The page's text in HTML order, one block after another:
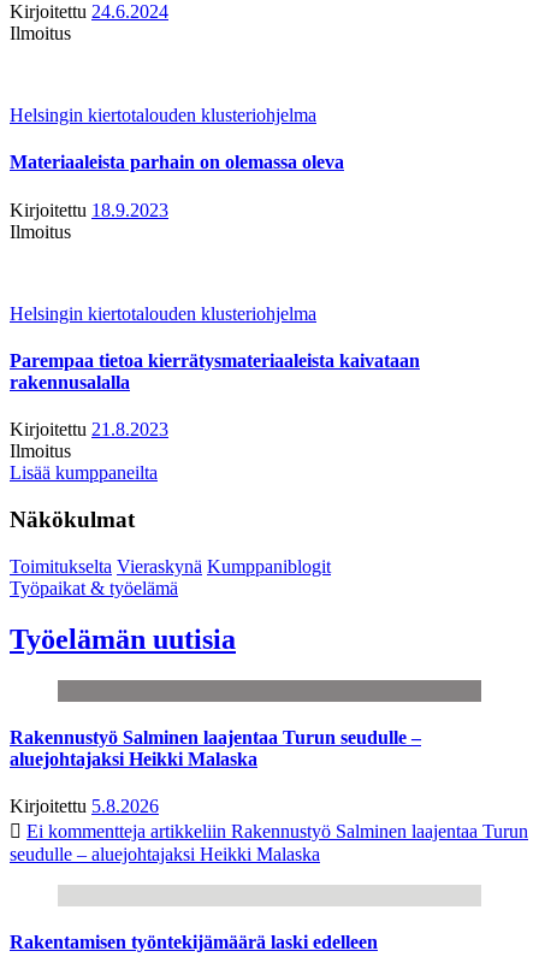
Kirjoitettu 24.6.2024
Ilmoitus
Helsingin kiertotalouden klusteriohjelma
Materiaaleista parhain on olemassa oleva
Kirjoitettu 18.9.2023
Ilmoitus
Helsingin kiertotalouden klusteriohjelma
Parempaa tietoa kierrätysmateriaaleista kaivataan
rakennusalalla
Kirjoitettu 21.8.2023
Ilmoitus
Lisää kumppaneilta
Näkökulmat
Toimitukselta Vieraskynä Kumppaniblogit
Työpaikat & työelämä
Työelämän uutisia
Rakennustyö Salminen laajentaa Turun seudulle –
aluejohtajaksi Heikki Malaska
Kirjoitettu 5.8.2026
Ei kommentteja artikkeliin Rakennustyö Salminen laajentaa Turun
seudulle – aluejohtajaksi Heikki Malaska
Rakentamisen työntekijämäärä laski edelleen